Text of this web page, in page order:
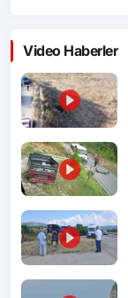
Video Haberler